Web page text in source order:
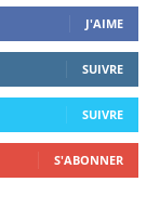
J'AIME
SUIVRE
SUIVRE
S'ABONNER